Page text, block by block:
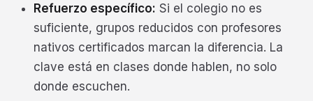
Refuerzo específico: Si el colegio no es
suficiente, grupos reducidos con profesores
nativos certificados marcan la diferencia. La
clave está en clases donde hablen, no solo
donde escuchen.